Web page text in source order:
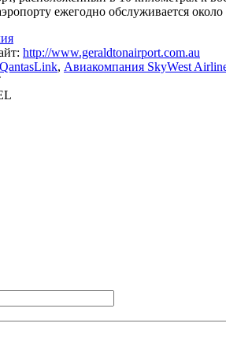
ежегодно обслуживается
http://www.geraldtonairport.com.au
QantasLink, Авиакомпания SkyWest